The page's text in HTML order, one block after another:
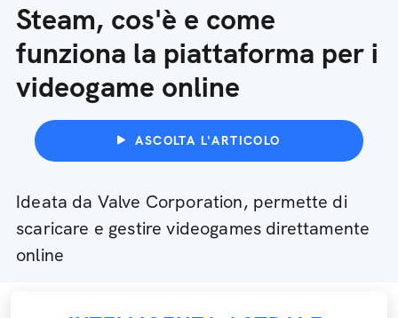
Steam, cos'è e come
funziona la piattaforma per i
videogame online
ASCOLTA L'ARTICOLO
Ideata da Valve Corporation, permette di
scaricare e gestire videogames direttamente
online